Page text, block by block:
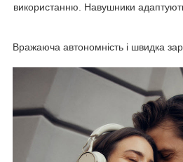
використанню. Навушники
Вражаюча автономність і швидка